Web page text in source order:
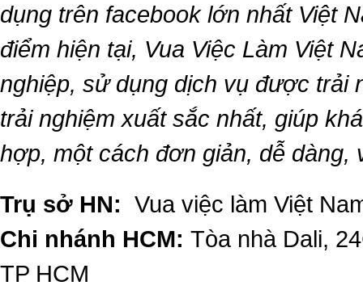
dụng trên facebook lớn nhất Việt
điểm hiện tại, Vua Việc Làm Việt
nghiệp, sử dụng dịch vụ được trải
trải nghiệm xuất sắc nhất, giúp
hợp, một cách đơn giản, dễ dàng,
Trụ sở HN: Vua việc làm Việt
Chi nhánh HCM: Tòa nhà Dali,
TP HCM